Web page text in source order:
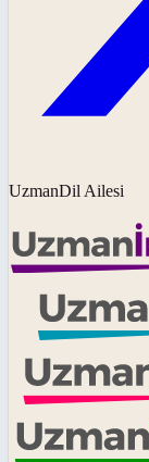
UzmanDil Ailesi